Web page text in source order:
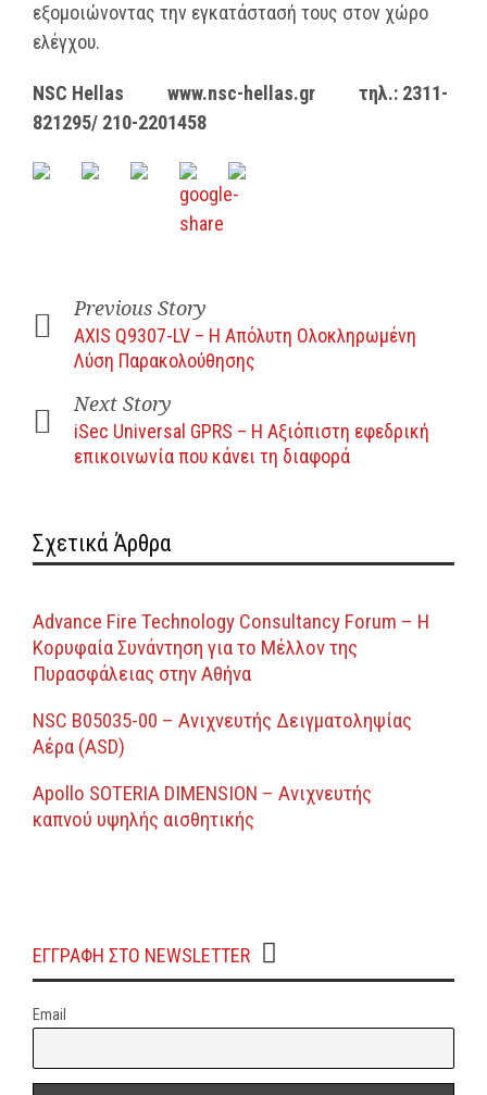
εξομοιώνοντας την εγκατάστασή τους στον χώρο
ελέγχου.
NSC Hellas www.nsc-hellas.gr τηλ.: 2311-
821295/ 210-2201458
Previous Story
AXIS Q9307-LV – Η Απόλυτη Ολοκληρωμένη
Λύση Παρακολούθησης
Next Story
iSec Universal GPRS – Η Αξιόπιστη εφεδρική
επικοινωνία που κάνει τη διαφορά
Σχετικά Άρθρα
Advance Fire Technology Consultancy Forum – Η
Κορυφαία Συνάντηση για το Μέλλον της
Πυρασφάλειας στην Αθήνα
NSC B05035-00 – Ανιχνευτής Δειγματοληψίας
Αέρα (ASD)
Apollo SOTERIA DIMENSION – Ανιχνευτής
καπνού υψηλής αισθητικής
ΕΓΓΡΑΦΗ ΣΤΟ NEWSLETTER
Email